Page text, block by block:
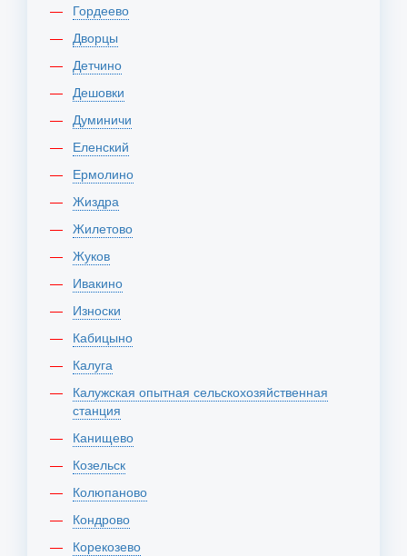
Гордеево
Дворцы
Детчино
Дешовки
Думиничи
Еленский
Ермолино
Жиздра
Жилетово
Жуков
Ивакино
Износки
Кабицыно
Калуга
Калужская опытная сельскохозяйственная
станция
Канищево
Козельск
Колюпаново
Кондрово
Корекозево